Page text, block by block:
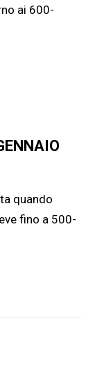
ai 600-
quando
fino a 500-